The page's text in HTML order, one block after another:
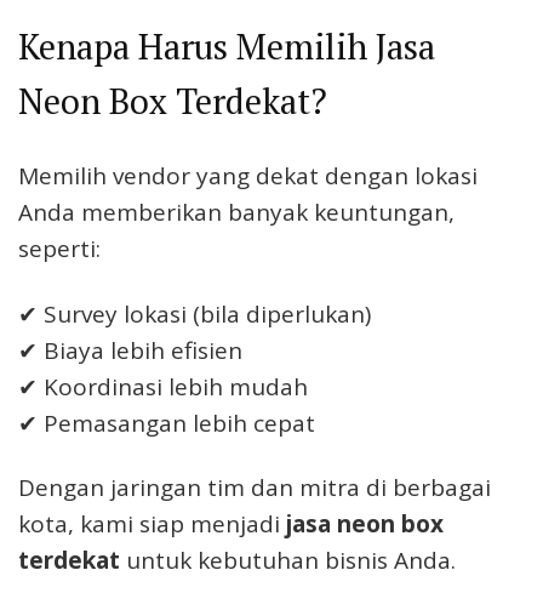
Kenapa Harus Memilih Jasa
Neon Box Terdekat?
Memilih vendor yang dekat dengan lokasi
Anda memberikan banyak keuntungan,
seperti:
✔ Survey lokasi (bila diperlukan)
✔ Biaya lebih efisien
✔ Koordinasi lebih mudah
✔ Pemasangan lebih cepat
Dengan jaringan tim dan mitra di berbagai
kota, kami siap menjadi jasa neon box
terdekat untuk kebutuhan bisnis Anda.